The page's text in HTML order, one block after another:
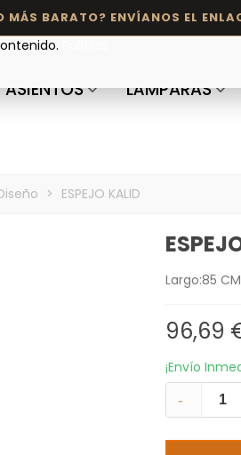
ASIENTOS
LÁMPARAS
> ESPEJO KALID
Largo:85
96,69
¡Envío
-